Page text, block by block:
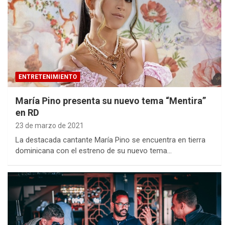
ENTRETENIMIENTO
María Pino presenta su nuevo tema “Mentira”
en RD
23 de marzo de 2021
La destacada cantante María Pino se encuentra en tierra
dominicana con el estreno de su nuevo tema…